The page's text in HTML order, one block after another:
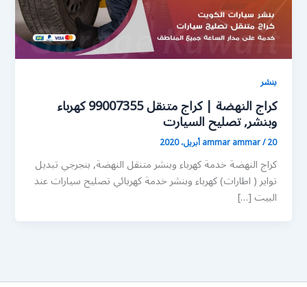
بنشر
كراج النهضة | كراج متنقل 99007355 كهرباء
وبنشر, تصليح السيارت
ammar ammar/20 أبريل، 2020
كراج النهضة خدمة كهرباء وبنشر متنقل النهضة, بنجرجي تبديل
تواير ( اطارات) كهرباء وبنشر خدمة كهربائي تصليح سيارات عند
البيت […]